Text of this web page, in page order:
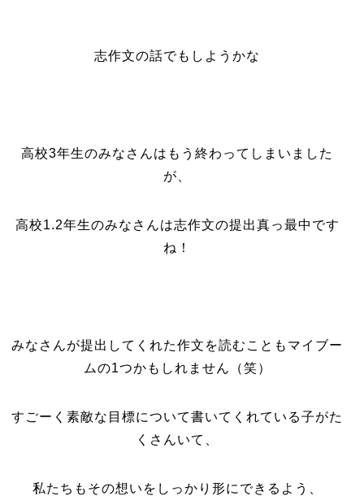
志作文の話でもしようかな
高校3年生のみなさんはもう終わってしまいました
が、
高校1.2年生のみなさんは志作文の提出真っ最中です
ね！
みなさんが提出してくれた作文を読むこともマイブー
ムの1つかもしれません（笑）
すごーく素敵な目標について書いてくれている子がた
くさんいて、
私たちもその想いをしっかり形にできるよう、